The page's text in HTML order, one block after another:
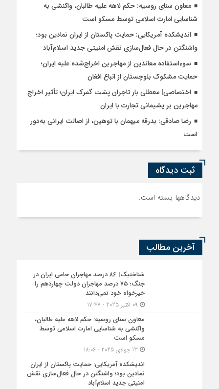
معاون سنای روسیه: حکم لاهه علیه طالبان، واکنشی به
شناسایی امارت اسلامی توسط مسکو است
اندیشکده آمریکایی: حمایت پاکستان از ایران نمادین بود؛
واشنگتن در حال فعال‌سازی نقش امنیتی جدید اسلام‌آباد
سوءاستفاده معاندین از مهاجرین اخراج‌شده علیه ایران؛
حمایت مشکوک بلوچستان از اتباع افغان
اختصاصی| معطلی بار تاجران پشت گمرک ایران؛ تأثیر اخراج
مهاجرین بر پشیمانی تجارت با ایران
رضا صادقی: بدرقه میهمان با توهین، از اصالت ایرانی به‌دور
است
ثبت دیدگاه
دیدگاهها بسته است.
آخرین مطالب
شناختیک| ۸۶ درصد مهاجران حامی ایران در
جنگ؛ ۷۵ درصد مهاجران دولت چهاردهم را
خیرخواه خود نمی‌دانند
معاون سنای روسیه: حکم لاهه علیه طالبان،
واکنشی به شناسایی امارت اسلامی توسط
مسکو است
اندیشکده آمریکایی: حمایت پاکستان از ایران
نمادین بود؛ واشنگتن در حال فعال‌سازی نقش
امنیتی جدید اسلام‌آباد